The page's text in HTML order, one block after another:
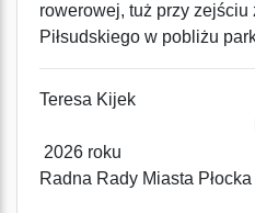
rowerowej, tuż przy
Piłsudskiego w pobliżu
Płock,
2026 roku
Radna Rady Miasta Płocka